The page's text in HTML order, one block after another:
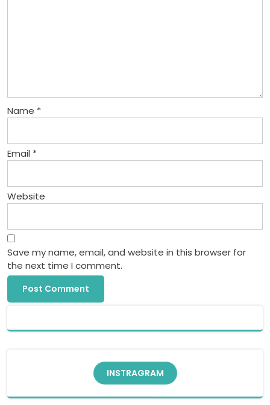
Name *
Email *
Website
Save my name, email, and website in this browser for
the next time I comment.
INSTRAGRAM